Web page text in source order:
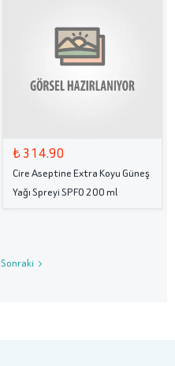
₺ 314.90
Cire Aseptine Extra Koyu Güneş
Yağı Spreyi SPF0 200 ml
Sonraki